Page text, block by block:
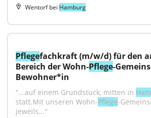
Wentorf bei Hamburg
Pflegefachkraft (m/w/d) für den
Bereich der Wohn-Pflege-
Bewohner*in
"...auf einem Grundstück, mitten in
statt.Mit unseren Wohn-Pflege-
jeweils..."